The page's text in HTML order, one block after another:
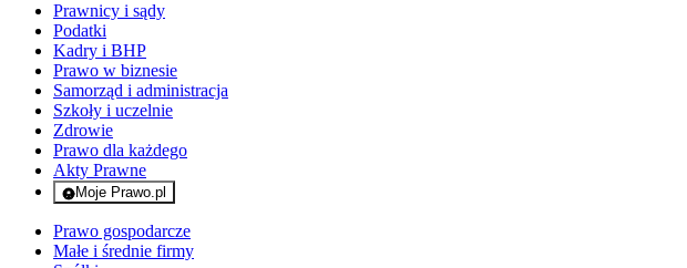
Prawnicy i sądy
Podatki
Kadry i BHP
Prawo w biznesie
Samorząd i administracja
Szkoły i uczelnie
Zdrowie
Prawo dla każdego
Akty Prawne
Moje Prawo.pl
- rejestracja i logowanie do serwisu
Prawo gospodarcze
Małe i średnie firmy